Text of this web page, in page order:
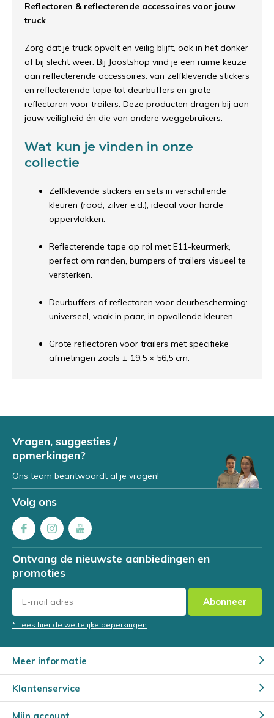
Reflectoren & reflecterende accessoires voor jouw
truck
Zorg dat je truck opvalt en veilig blijft, ook in het donker
of bij slecht weer. Bij Joostshop vind je een ruime keuze
aan reflecterende accessoires: van zelfklevende stickers
en reflecterende tape tot deurbuffers en grote
reflectoren voor trailers. Deze producten dragen bij aan
jouw veiligheid én die van andere weggebruikers.
Wat kun je vinden in onze
collectie
Zelfklevende stickers en sets in verschillende
kleuren (rood, zilver e.d.), ideaal voor harde
oppervlakken.
Reflecterende tape op rol met E11-keurmerk,
perfect om randen, bumpers of trailers visueel te
versterken.
Deurbuffers of reflectoren voor deurbescherming:
universeel, vaak in paar, in opvallende kleuren.
Grote reflectoren voor trailers met specifieke
afmetingen zoals ± 19,5 × 56,5 cm.
Vragen, suggesties /
opmerkingen?
Ons team beantwoordt al je vragen!
Volg ons
Ontvang de nieuwste aanbiedingen en
promoties
Abonneer
* Lees hier de wettelijke beperkingen
Meer informatie
Klantenservice
Mijn account